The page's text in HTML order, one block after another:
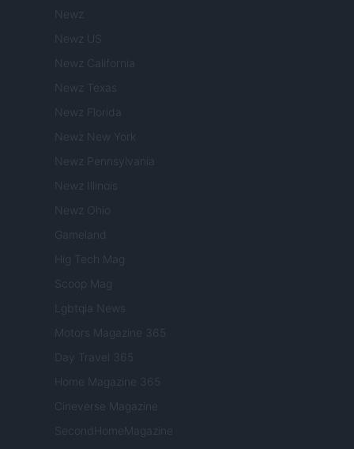
Newz
Newz US
Newz California
Newz Texas
Newz Florida
Newz New York
Newz Pennsylvania
Newz Illinois
Newz Ohio
Gameland
Hig Tech Mag
Scoop Mag
Lgbtqia News
Motors Magazine 365
Day Travel 365
Home Magazine 365
Cineverse Magazine
SecondHomeMagazine